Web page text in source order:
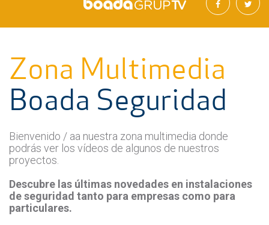
Zona Multimedia
Boada Seguridad
Bienvenido / aa nuestra zona multimedia donde
podrás ver los vídeos de algunos de nuestros
proyectos.
Descubre las últimas novedades en instalaciones
de seguridad tanto para empresas como para
particulares.